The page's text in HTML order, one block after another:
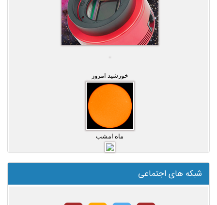
خورشید امروز
ماه امشب
شبکه های اجتماعی